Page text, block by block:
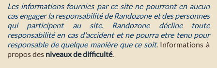
Les informations fournies par ce site ne pourront en aucun
cas engager la responsabilité de Randozone et des personnes
qui participent au site. Randozone décline toute
responsabilité en cas d'accident et ne pourra etre tenu pour
responsable de quelque manière que ce soit. Informations à
propos des niveaux de difficulté.